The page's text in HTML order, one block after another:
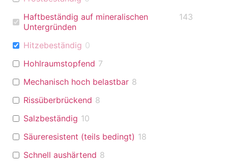
Haftbeständig auf mineralischen
Untergründen
143
Hitzebeständig 0
Hohlraumstopfend 7
Mechanisch hoch belastbar 8
Rissüberbrückend 8
Salzbeständig 10
Säureresistent (teils bedingt) 18
Schnell aushärtend 8